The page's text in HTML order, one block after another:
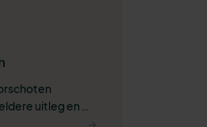
uitleg en